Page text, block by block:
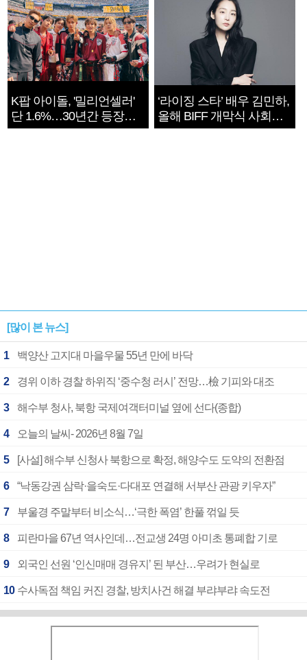
K팝 아이돌, '밀리언셀러'
단 1.6%…30년간 등장
1182개팀 전수조사
‘라이징 스타’ 배우 김민하,
올해 BIFF 개막식 사회자
확정
[많이 본 뉴스]
1 백양산 고지대 마을우물 55년 만에 바닥
2 경위 이하 경찰 하위직 ‘중수청 러시’ 전망…檢 기피와 대조
3 해수부 청사, 북항 국제여객터미널 옆에 선다(종합)
4 오늘의 날씨- 2026년 8월 7일
5 [사설] 해수부 신청사 북항으로 확정, 해양수도 도약의 전환점
6 “낙동강권 삼락·을숙도·다대포 연결해 서부산 관광 키우자”
7 부울경 주말부터 비소식…‘극한 폭염’ 한풀 꺾일 듯
8 피란마을 67년 역사인데…전교생 24명 아미초 통폐합 기로
9 외국인 선원 ‘인신매매 경유지’ 된 부산…우려가 현실로
10 수사독점 책임 커진 경찰, 방치사건 해결 부랴부랴 속도전